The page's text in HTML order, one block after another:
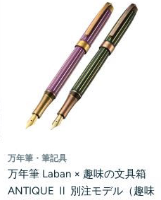
万年筆・筆記具
万年筆 Laban × 趣味の文具箱
ANTIQUE Ⅱ 別注モデル（趣味